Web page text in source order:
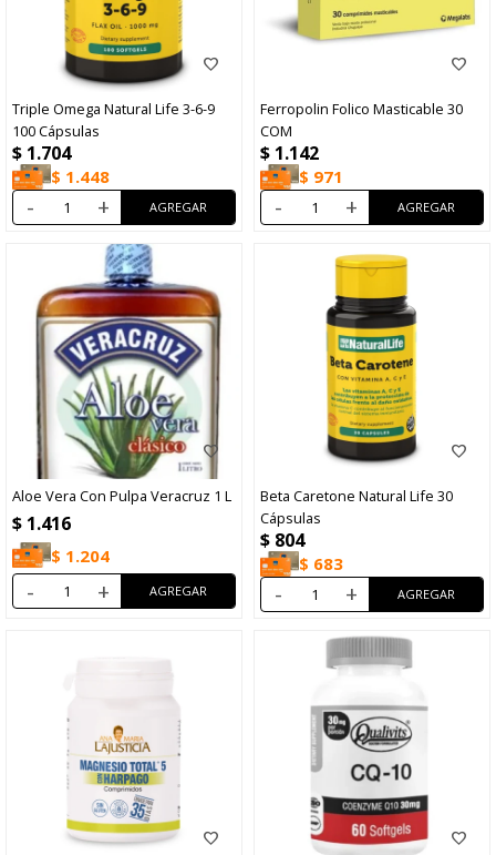
Triple Omega Natural Life 3-6-9
100 Cápsulas
$ 1.704
$ 1.448
- +
Ferropolin Folico Masticable 30
COM
$ 1.142
$ 971
- +
Aloe Vera Con Pulpa Veracruz 1 L
$ 1.416
$ 1.204
- +
Beta Caretone Natural Life 30
Cápsulas
$ 804
$ 683
- +